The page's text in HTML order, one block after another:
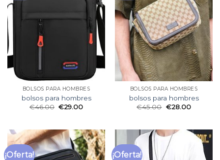
BOLSOS PARA HOMBRES
bolsos para hombres
€46.00 €29.00
BOLSOS PARA HOMBRES
bolsos para hombres
€45.00 €28.00
¡Oferta! ¡Oferta!